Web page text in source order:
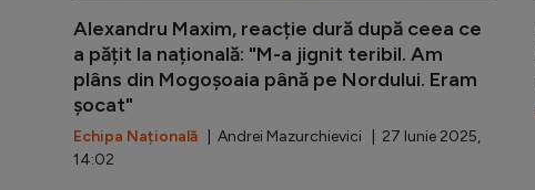
Alexandru Maxim, reacție dură după ceea ce
a pățit la națională: "M-a jignit teribil. Am
plâns din Mogoșoaia până pe Nordului. Eram
șocat"
Echipa Națională | Andrei Mazurchievici | 27 Iunie 2025,
14:02